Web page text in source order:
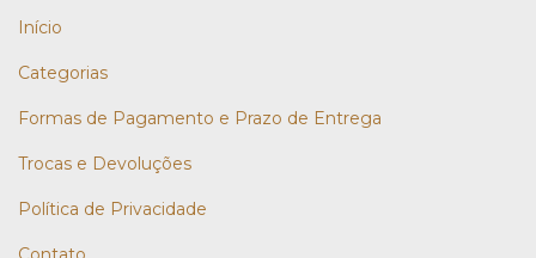
Início
Categorias
Formas de Pagamento e Prazo de Entrega
Trocas e Devoluções
Política de Privacidade